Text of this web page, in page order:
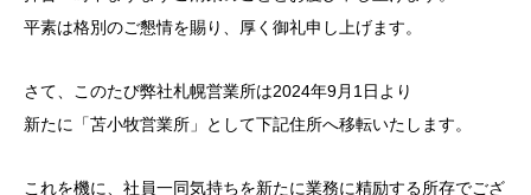
平素は格別のご懇情を賜り、厚く御礼申し上げます。
さて、このたび弊社札幌営業所は2024年9月1日より
新たに「苫小牧営業所」として下記住所へ移転いたします。
これを機に、社員一同気持ちを新たに業務に精励する所存でござ